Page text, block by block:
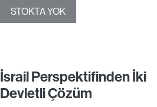
STOKTA YOK
İsrail Perspektifinden İki
Devletli Çözüm